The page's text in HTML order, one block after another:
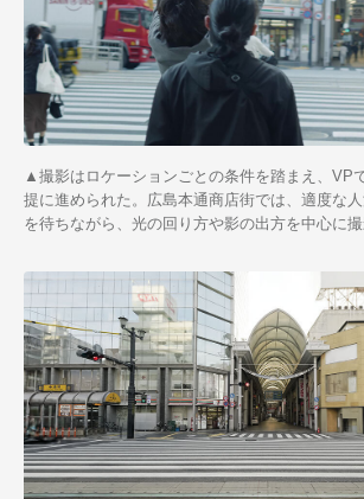
▲撮影はロケーションごとの条件を踏まえ、VP
提に進められた。広島本通商店街では、適度な
を待ちながら、光の回り方や影の出方を中心に